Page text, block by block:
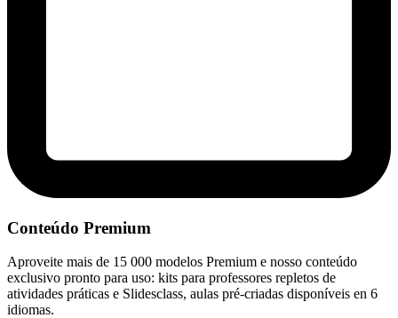
Conteúdo Premium
Aproveite mais de 15 000 modelos Premium e nosso conteúdo
exclusivo pronto para uso: kits para professores repletos de
atividades práticas e Slidesclass, aulas pré-criadas disponíveis en 6
idiomas.